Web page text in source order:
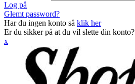
Log på
Glemt password?
Har du ingen konto så klik her
Er du sikker på at du vil slette din konto?
x